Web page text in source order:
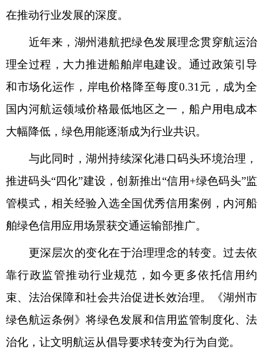
在推动行业发展的深度。
近年来，湖州港航把绿色发展理念贯穿航运治
理全过程，大力推进船舶岸电建设。通过政策引导
和市场化运作，岸电价格降至每度0.31元，成为全
国内河航运领域价格最低地区之一，船户用电成本
大幅降低，绿色用能逐渐成为行业共识。
与此同时，湖州持续深化港口码头环境治理，
推进码头“四化”建设，创新推出“信用+绿色码头”监
管模式，相关经验入选全国优秀信用案例，内河船
舶绿色信用应用场景获交通运输部推广。
更深层次的变化在于治理理念的转变。过去依
靠行政监管推动行业规范，如今更多依托信用约
束、法治保障和社会共治促进长效治理。《湖州市
绿色航运条例》将绿色发展和信用监管制度化、法
治化，让文明航运从倡导要求转变为行为自觉。